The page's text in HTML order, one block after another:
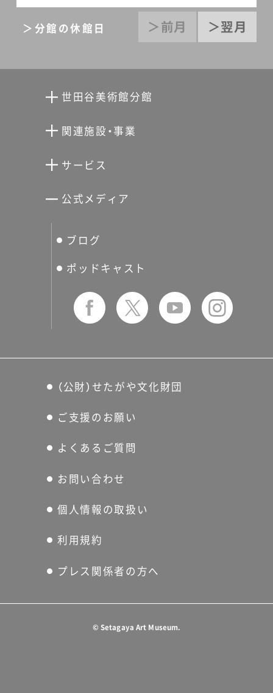
＞前月 ＞翌月
＞分館の休館日
世田谷美術館分館
向井潤吉アトリエ館
分館スケジュール
関連施設・事業
せたおん
サービス
せたがやアーツカード
友の会
公式メディア
ブログ
ポッドキャスト
（公財）せたがや文化財団
ご支援のお願い
よくあるご質問
お問い合わせ
個人情報の取扱い
利用規約
プレス関係者の方へ
© Setagaya Art Museum.